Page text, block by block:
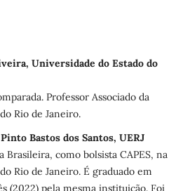
Universidade do Estado do
Professor Associado da
Rio de Janeiro.
Bastos dos Santos, UERJ
como bolsista CAPES, na
Rio de Janeiro. É graduado em
(2022) pela mesma instituição. Foi